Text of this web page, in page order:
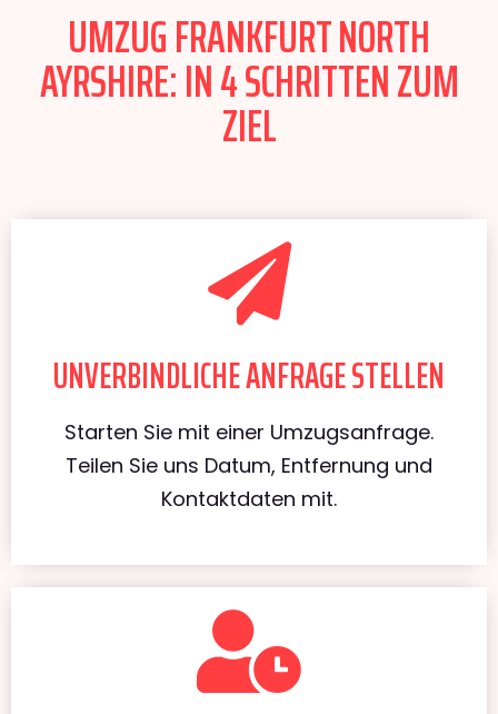
UMZUG FRANKFURT NORTH
AYRSHIRE: IN 4 SCHRITTEN ZUM
ZIEL
UNVERBINDLICHE ANFRAGE STELLEN
Starten Sie mit einer Umzugsanfrage.
Teilen Sie uns Datum, Entfernung und
Kontaktdaten mit.